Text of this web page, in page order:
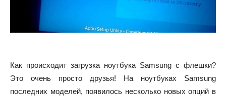
Как происходит загрузка ноутбука Samsung с флешки?
Это очень просто друзья! На ноутбуках Samsung
последних моделей, появилось несколько новых опций в